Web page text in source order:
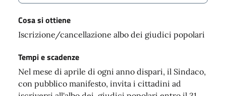
Cosa si ottiene
Iscrizione/cancellazione albo dei giudici popolari
Tempi e scadenze
Nel mese di aprile di ogni anno dispari, il Sindaco,
con pubblico manifesto, invita i cittadini ad